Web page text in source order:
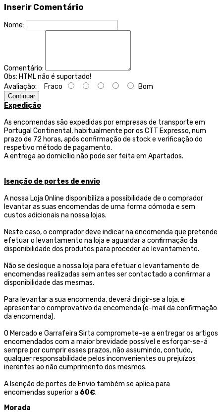
Inserir Comentário
Nome:
Comentário:
Obs: HTML não é suportado!
Avaliação: Fraco Bom
Continuar
Expedição
As encomendas são expedidas por empresas de transporte em
Portugal Continental, habitualmente por os CTT Expresso,num
prazo de 72 horas, após confirmação de stock e verificação do
respetivo método de pagamento.
A entrega ao domicílio não pode ser feita em Apartados.
Isenção de portes de envio
A nossa Loja Online disponibiliza a possibilidade de o comprador
levantar as suas encomendas de uma forma cómoda e sem
custos adicionais na nossa lojas.
Neste caso, o comprador deve indicar na encomenda que pretende
efetuar o levantamento na loja e aguardar a confirmação da
disponibilidade dos produtos para proceder ao levantamento.
Não se desloque a nossa loja para efetuar o levantamento de
encomendas realizadas sem antes ser contactado a confirmar a
disponibilidade das mesmas.
Para levantar a sua encomenda, deverá dirigir-se a loja, e
apresentar o comprovativo da encomenda (e-mail da confirmação
da encomenda).
O Mercado e Garrafeira Sirta compromete-se a entregar os artigos
encomendados com a maior brevidade possível e esforçar-se-á
sempre por cumprir esses prazos, não assumindo, contudo,
qualquer responsabilidade pelos inconvenientes ou prejuízos
inerentes ao não cumprimento dos mesmos.
A Isenção de portes de Envio também se aplica para
encomendas superior a 60€.
Morada